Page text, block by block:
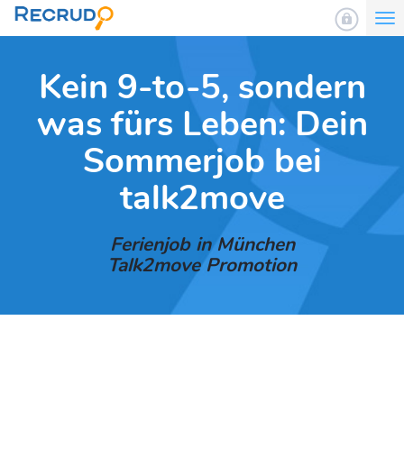
Kein 9-to-5, sondern
was fürs Leben: Dein
Sommerjob bei
talk2move
Ferienjob in München
Talk2move Promotion